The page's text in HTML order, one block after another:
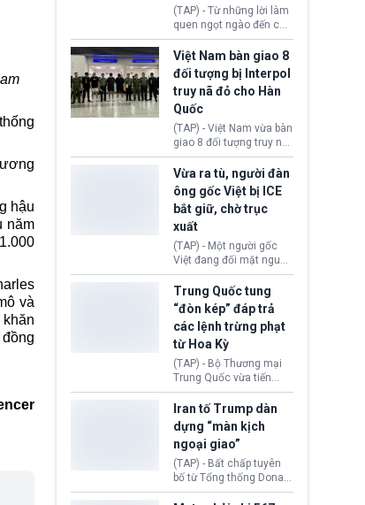
hậu
năm
và
(TAP) - Từ những lời làm
quen ngọt ngào đến các
“sàn vàng ảo”, bất động
sản trực tuyến cùng
đường dây đánh bạc quy
mô lớn, hai tổ chức tội
phạm xuyên quốc gia đã
dựng lên mạng lưới hoạt
động tại Việt Nam và
Lào, lôi kéo hàng nghìn
người tham gia, luân
chuyển dòng tiền qua
nhiều lớp tài khoản. Sau
hơn 2 tuần phối hợp truy
xét, lực lượng chức năng
hai nước đã bắt giữ 171
Việt Nam bàn giao 8
đối tượng bị Interpol
truy nã đỏ cho Hàn
Quốc
(TAP) - Việt Nam vừa bàn
giao 8 đối tượng truy nã
đỏ Interpol cho lực lượng
chức năng Hàn Quốc.
Nhóm này bị xác định
lừa đảo 619 nạn nhân,
chiếm đoạt hơn 17,7 tỷ
KRW.
Vừa ra tù, người đàn
ông gốc Việt bị ICE
bắt giữ, chờ trục
xuất
(TAP) - Một người gốc
Việt đang đối mặt nguy
cơ bị trục xuất khỏi Hoa
Kỳ sau khi đã chấp hành
xong bản án liên quan
đến tội ác từ hơn 30
năm trước tại California.
Trung Quốc tung
“đòn kép” đáp trả
các lệnh trừng phạt
từ Hoa Kỳ
(TAP) - Bộ Thương mại
Trung Quốc vừa tiến
hành áp đặt lệnh trừng
phạt lên hàng loạt thực
thể và siết chặt kiểm
soát xuất khẩu máy bay
không người lái (UAV)
sang Hoa Kỳ. Động thái
này nhằm đáp trả các
biện pháp hạn chế
Iran tố Trump dàn
dựng “màn kịch
ngoại giao”
(TAP) - Bất chấp tuyên
bố từ Tổng thống Donald
Trump về tiến trình đàm